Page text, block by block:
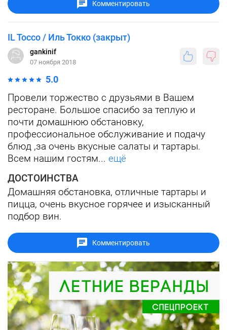
Комментировать
IL Tocco / Иль Токко (закрыт)
gankinif
07 ноября 2018
5.0
Провели торжество с друзьями в Вашем
ресторане. Большое спасибо за теплую и
почти домашнюю обстановку,
профессиональное обслуживание и подачу
блюд ,за очень вкусные салаты и тартары.
Всем нашим гостям... ещё
ДОСТОИНСТВА
Домашняя обстановка, отличные тартары и
пицца, очень вкусное горячее и изысканный
подбор вин.
Комментировать